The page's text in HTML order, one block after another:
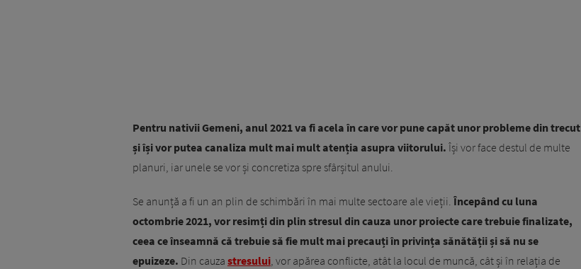
Pentru nativii Gemeni, anul 2021 va fi acela în care vor pune capăt unor probleme din trecut
și își vor putea canaliza mult mai mult atenția asupra viitorului. Își vor face destul de multe
planuri, iar unele se vor și concretiza spre sfârșitul anului.
Se anunță a fi un an plin de schimbări în mai multe sectoare ale vieții. Începând cu luna
octombrie 2021, vor resimți din plin stresul din cauza unor proiecte care trebuie finalizate,
ceea ce înseamnă că trebuie să fie mult mai precauți în privința sănătății și să nu se
epuizeze. Din cauza stresului, vor apărea conflicte, atât la locul de muncă, cât și în relația de